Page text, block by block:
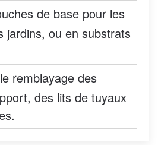
de base pour les
jardins, ou en substrats
remblayage des
des lits de tuyaux